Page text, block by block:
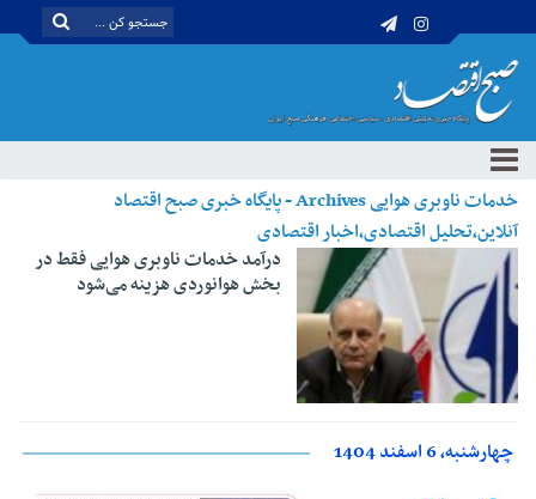
خدمات ناوبری هوایی Archives - پایگاه خبری صبح اقتصاد
آنلاین،تحلیل اقتصادی،اخبار اقتصادی
درآمد خدمات ناوبری هوایی فقط در
بخش هوانوردی هزینه می‌شود
چهارشنبه، 6 اسفند 1404